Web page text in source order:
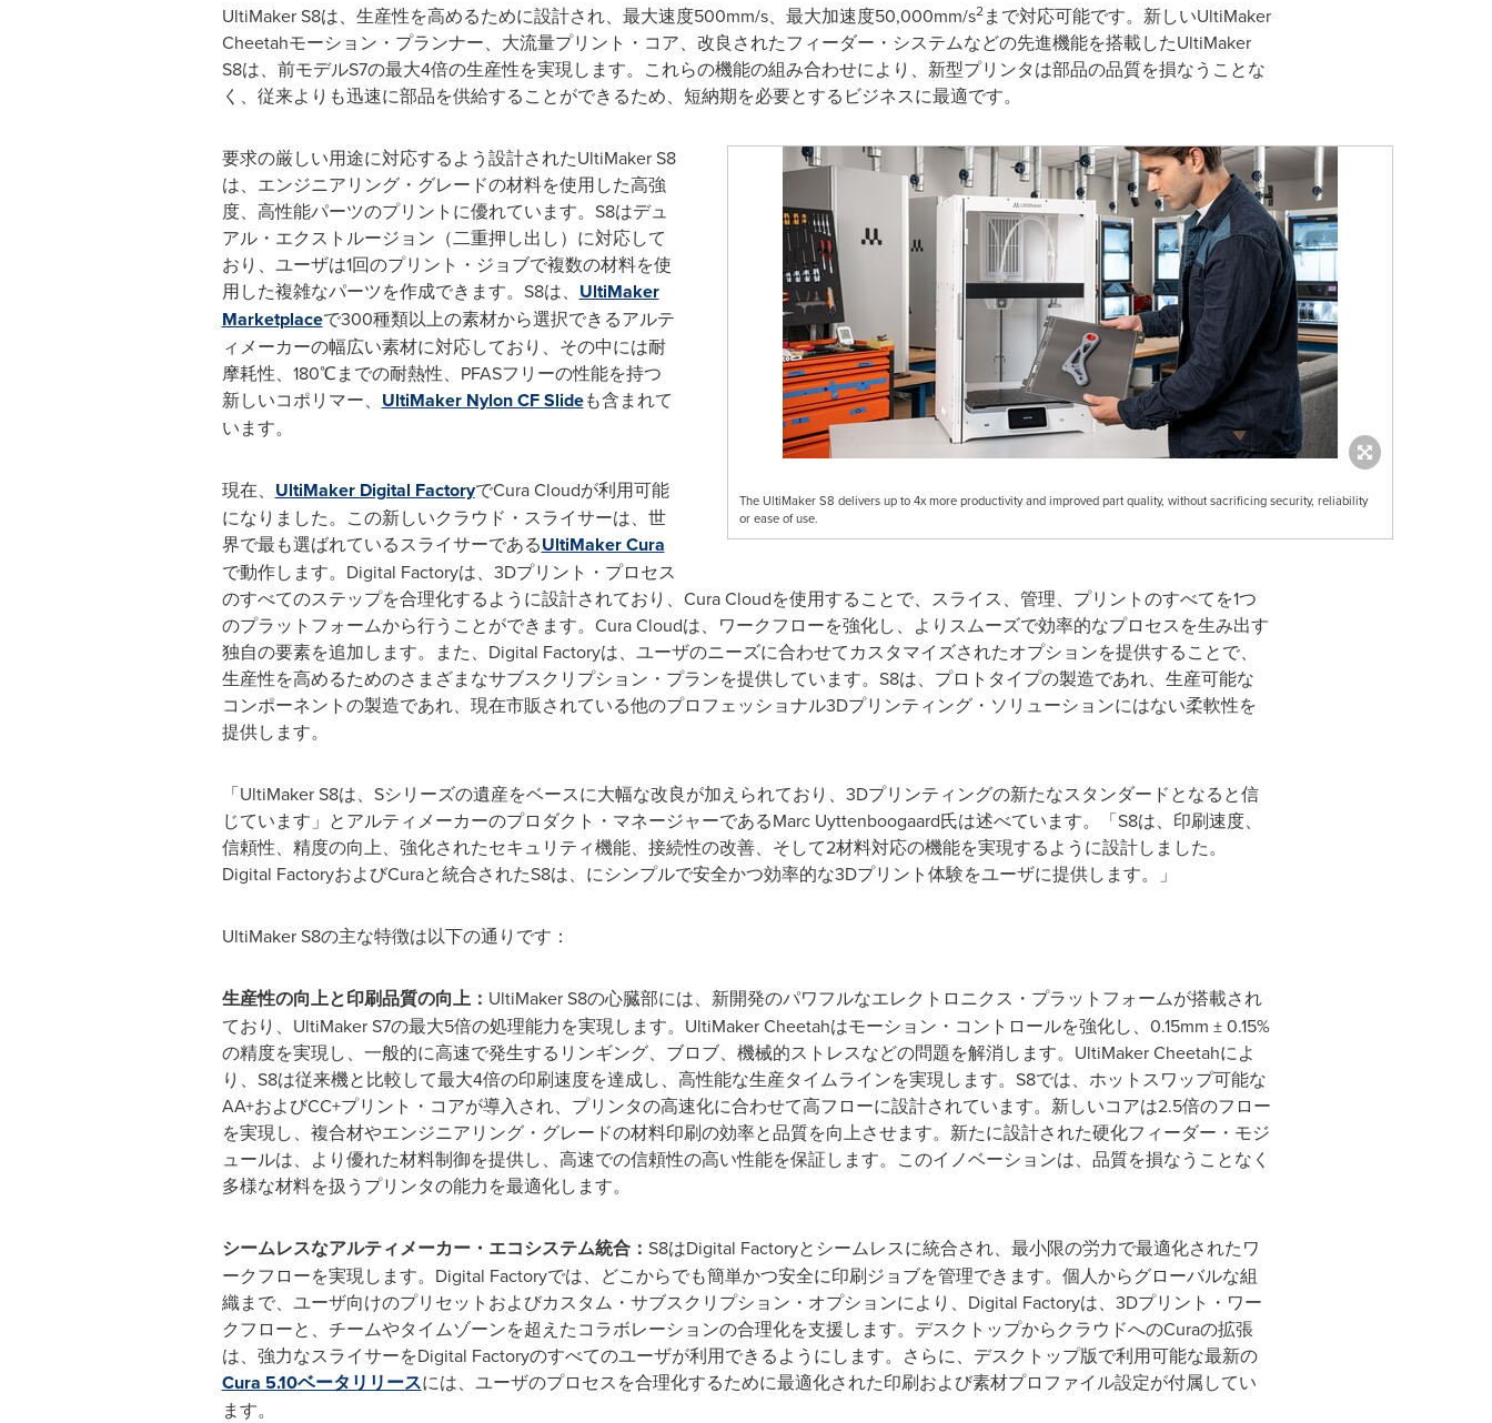
UltiMaker S8は、生産性を高めるために設計され、最大速度500mm/s、最大加速度50,000mm/s2まで対応可能です。新しいUltiMaker
Cheetahモーション・プランナー、大流量プリント・コア、改良されたフィーダー・システムなどの先進機能を搭載したUltiMaker
S8は、前モデルS7の最大4倍の生産性を実現します。これらの機能の組み合わせにより、新型プリンタは部品の品質を損なうことな
く、従来よりも迅速に部品を供給することができるため、短納期を必要とするビジネスに最適です。
The UltiMaker S8 delivers up to 4x more productivity and improved part quality, without sacrificing security, reliability
or ease of use.
要求の厳しい用途に対応するよう設計されたUltiMaker S8
は、エンジニアリング・グレードの材料を使用した高強
度、高性能パーツのプリントに優れています。S8はデュ
アル・エクストルージョン（二重押し出し）に対応して
おり、ユーザは1回のプリント・ジョブで複数の材料を使
用した複雑なパーツを作成できます。S8は、 UltiMaker
Marketplaceで300種類以上の素材から選択できるアルテ
ィメーカーの幅広い素材に対応しており、その中には耐
摩耗性、180℃までの耐熱性、PFASフリーの性能を持つ
新しいコポリマー、 UltiMaker Nylon CF Slideも含まれて
います。
現在、 UltiMaker Digital FactoryでCura Cloudが利用可能
になりました。この新しいクラウド・スライサーは、世
界で最も選ばれているスライサーであるUltiMaker Cura
で動作します。Digital Factoryは、3Dプリント・プロセス
のすべてのステップを合理化するように設計されており、Cura Cloudを使用することで、スライス、管理、プリントのすべてを1つ
のプラットフォームから行うことができます。Cura Cloudは、ワークフローを強化し、よりスムーズで効率的なプロセスを生み出す
独自の要素を追加します。また、Digital Factoryは、ユーザのニーズに合わせてカスタマイズされたオプションを提供することで、
生産性を高めるためのさまざまなサブスクリプション・プランを提供しています。S8は、プロトタイプの製造であれ、生産可能な
コンポーネントの製造であれ、現在市販されている他のプロフェッショナル3Dプリンティング・ソリューションにはない柔軟性を
提供します。
「UltiMaker S8は、Sシリーズの遺産をベースに大幅な改良が加えられており、3Dプリンティングの新たなスタンダードとなると信
じています」とアルティメーカーのプロダクト・マネージャーであるMarc Uyttenboogaard氏は述べています。「S8は、印刷速度、
信頼性、精度の向上、強化されたセキュリティ機能、接続性の改善、そして2材料対応の機能を実現するように設計しました。
Digital FactoryおよびCuraと統合されたS8は、にシンプルで安全かつ効率的な3Dプリント体験をユーザに提供します。」
UltiMaker S8の主な特徴は以下の通りです：
生産性の向上と印刷品質の向上： UltiMaker S8の心臓部には、新開発のパワフルなエレクトロニクス・プラットフォームが搭載され
ており、UltiMaker S7の最大5倍の処理能力を実現します。UltiMaker Cheetahはモーション・コントロールを強化し、0.15mm ± 0.15%
の精度を実現し、一般的に高速で発生するリンギング、ブロブ、機械的ストレスなどの問題を解消します。UltiMaker Cheetahによ
り、S8は従来機と比較して最大4倍の印刷速度を達成し、高性能な生産タイムラインを実現します。S8では、ホットスワップ可能な
AA+およびCC+プリント・コアが導入され、プリンタの高速化に合わせて高フローに設計されています。新しいコアは2.5倍のフロー
を実現し、複合材やエンジニアリング・グレードの材料印刷の効率と品質を向上させます。新たに設計された硬化フィーダー・モジ
ュールは、より優れた材料制御を提供し、高速での信頼性の高い性能を保証します。このイノベーションは、品質を損なうことなく
多様な材料を扱うプリンタの能力を最適化します。
シームレスなアルティメーカー・エコシステム統合： S8はDigital Factoryとシームレスに統合され、最小限の労力で最適化されたワ
ークフローを実現します。Digital Factoryでは、どこからでも簡単かつ安全に印刷ジョブを管理できます。個人からグローバルな組
織まで、ユーザ向けのプリセットおよびカスタム・サブスクリプション・オプションにより、Digital Factoryは、3Dプリント・ワー
クフローと、チームやタイムゾーンを超えたコラボレーションの合理化を支援します。デスクトップからクラウドへのCuraの拡張
は、強力なスライサーをDigital Factoryのすべてのユーザが利用できるようにします。さらに、デスクトップ版で利用可能な最新の
Cura 5.10ベータリリースには、ユーザのプロセスを合理化するために最適化された印刷および素材プロファイル設定が付属してい
ます。